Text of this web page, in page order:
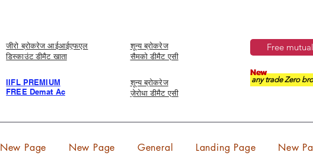
जीरो ब्रोकरेज आईआईएफएल
डिस्काउंट डीमैट खाता
IIFL PREMIUM
FREE Demat Ac
शून्य ब्रोकरेज
सैमको डीमैट एसी
शून्य ब्रोकरेज
ज़ेरोधा डीमैट एसी
Free
any trade Zero
New
New Page New Page General Landing Page New